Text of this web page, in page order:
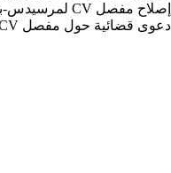
إصلاح مفصل CV لمرسيدس-بنز SLK300
دعوى قضائية حول مفصل CV لمرسيدس-بنز SLK300